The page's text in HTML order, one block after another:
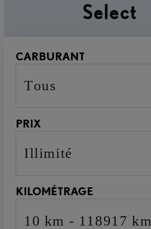
Select
CARBURANT
Tous
PRIX
Illimité
KILOMÉTRAGE
10 km - 118917 km